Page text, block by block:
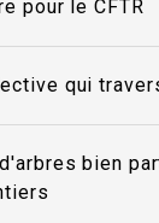
pour le CFTR
qui
bien